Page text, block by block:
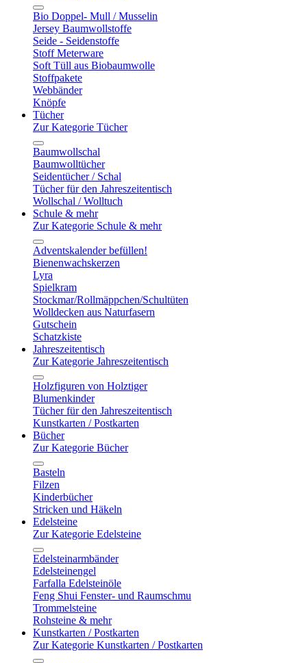
Bio Doppel- Mull / Musselin
Jersey Baumwollstoffe
Seide - Seidenstoffe
Stoff Meterware
Soft Tüll aus Biobaumwolle
Stoffpakete
Webbänder
Knöpfe
Tücher
Zur Kategorie Tücher
Baumwollschal
Baumwolltücher
Seidentücher / Schal
Tücher für den Jahreszeitentisch
Wollschal / Wolltuch
Schule & mehr
Zur Kategorie Schule & mehr
Adventskalender befüllen!
Bienenwachskerzen
Lyra
Spielkram
Stockmar/Rollmäppchen/Schultüten
Wolldecken aus Naturfasern
Gutschein
Schatzkiste
Jahreszeitentisch
Zur Kategorie Jahreszeitentisch
Holzfiguren von Holztiger
Blumenkinder
Tücher für den Jahreszeitentisch
Kunstkarten / Postkarten
Bücher
Zur Kategorie Bücher
Basteln
Filzen
Kinderbücher
Stricken und Häkeln
Edelsteine
Zur Kategorie Edelsteine
Edelsteinarmbänder
Edelsteinengel
Farfalla Edelsteinöle
Feng Shui Fenster- und Raumschmu
Trommelsteine
Rohsteine & mehr
Kunstkarten / Postkarten
Zur Kategorie Kunstkarten / Postkarten